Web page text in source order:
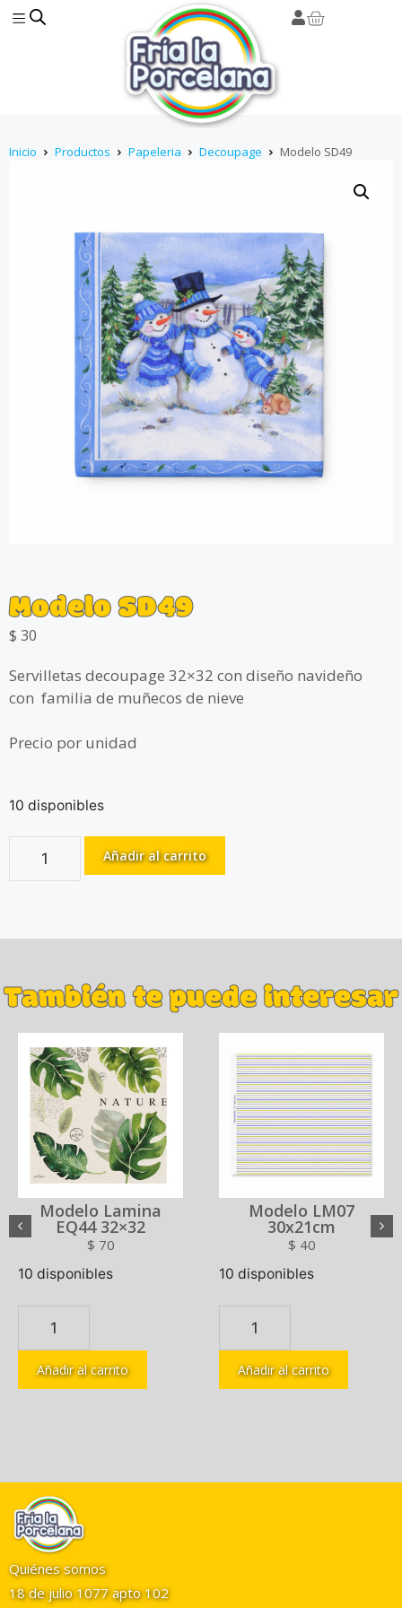
Inicio Productos Papeleria Decoupage Modelo SD49
Modelo SD49
$ 30
Servilletas decoupage 32×32 con diseño navideño
con familia de muñecos de nieve
Precio por unidad
10 disponibles
Añadir al carrito
También te puede interesar
Modelo Lamina
EQ44 32×32
$ 70
10 disponibles
Añadir al carrito
Modelo LM07
30x21cm
$ 40
10 disponibles
Añadir al carrito
Quiénes somos
18 de julio 1077 apto 102